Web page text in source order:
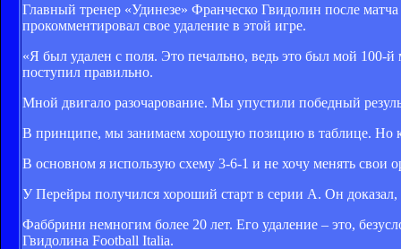
Главный тренер «Удинезе» Франческо Гвидолин после
прокомментировал свое удаление в этой игре.
«Я был удален с поля. Это печально, ведь это был мой 100-й
поступил правильно.
Мной двигало разочарование. Мы упустили победный
В принципе, мы занимаем хорошую позицию в таблице. Но
В основном я использую схему 3-6-1 и не хочу менять
У Перейры получился хороший старт в серии А. Он доказал,
Фаббрини немногим более 20 лет. Его удаление – это,
Гвидолина Football Italia.